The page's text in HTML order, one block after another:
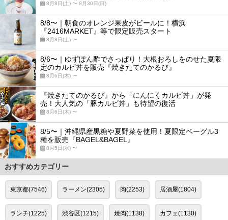
8月8日(土) 〜 8月30日(日)
8/8〜｜朝食のオレンジ果皮がビールに！横浜
『2416MARKET』等で限定販売スタート
8月8日(土) 〜
8/6〜｜ゆずぽん酢でさっぱり！大根おろしをのせた夏限
定のカルビ丼を販売『焼きたてのかるび』
8月6日(木) 〜
『焼きたてのかるび』から「にんにくカルビ丼」が発
売！大人気の「豚カルビ丼」も待望の復活
8月6日(木) 〜
8/5〜｜沖縄県産黒糖や夏野菜を使用！夏限定ベーグル3
種を販売『BAGEL&BAGEL』
8月5日(水) 〜
おすすめカテゴリー
東京都(7546) ラーメン(2305) 肉(2253) 居酒屋(1804)
ランチ(1225) 渋谷区(1215) 焼肉(1138) カフェ(1130)